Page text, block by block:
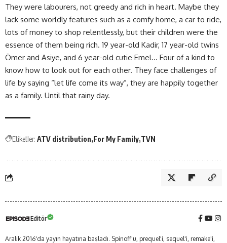
They were labourers, not greedy and rich in heart. Maybe they
lack some worldly features such as a comfy home, a car to ride,
lots of money to shop relentlessly, but their children were the
essence of them being rich. 19 year-old Kadir, 17 year-old twins
Ömer and Asiye, and 6 year-old cutie Emel… Four of a kind to
know how to look out for each other. They face challenges of
life by saying “let life come its way”, they are happily together
as a family. Until that rainy day.
Etiketler: ATV distribution For My Family TVN
Editör
Aralık 2016'da yayın hayatına başladı. Spinoff'u, prequel'i, sequel'i, remake'i,